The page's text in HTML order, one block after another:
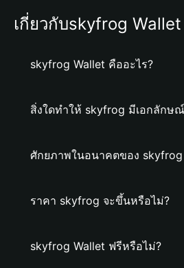
เกี่ยวกับskyfrog Wallet
skyfrog Wallet คืออะไร?
สิ่งใดทำให้ skyfrog มีเอกลักษ
ศักยภาพในอนาคตของ skyfrog
ราคา skyfrog จะขึ้นหรือไม่?
skyfrog Wallet ฟรีหรือไม่?